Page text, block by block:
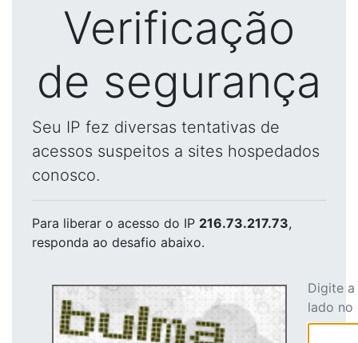
Verificação
de segurança
Seu IP fez diversas tentativas de
acessos suspeitos a sites hospedados
conosco.
Para liberar o acesso do IP 216.73.217.73,
responda ao desafio abaixo.
Digite
lado no